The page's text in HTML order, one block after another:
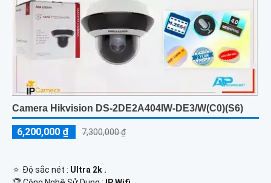
Camera Hikvision DS-2DE2A404IW-DE3/W(C0)(S6)
6,200,000 ₫ 7,300,000 ₫
🔅 Độ sắc nét : Ultra 2k .